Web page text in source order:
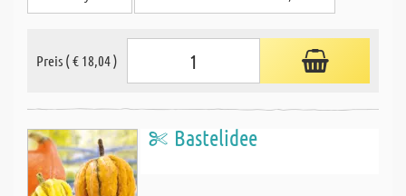
Preis ( € 18,04 )
Bastelidee